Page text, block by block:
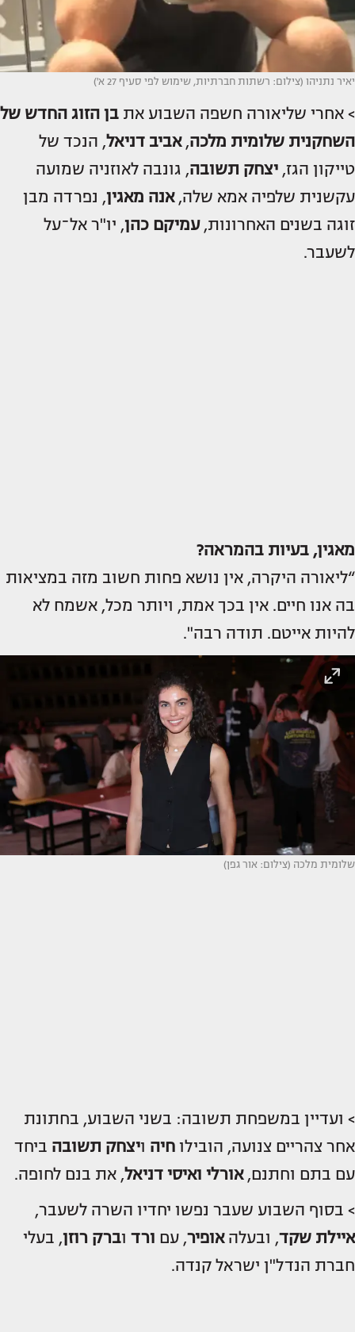
יאיר נתניהו (צילום: רשתות חברתיות, שימוש לפי סעיף 27 א')
> אחרי שליאורה חשפה השבוע את בן הזוג החדש של
השחקנית שלומית מלכה,אביב דניאל, הנכד של
טייקון הגז, יצחק תשובה, גונבה לאוזניה שמועה
עקשנית שלפיה אמא שלה,אנה מאגין, נפרדה מבן
זוגה בשנים האחרונות,עמיקם כהן, יו"ר אל־על
לשעבר.
מאגין, בעיות בהמראה?
“ליאורה היקרה, אין נושא פחות חשוב מזה במציאות
בה אנו חיים. אין בכך אמת, ויותר מכל, אשמח לא
להיות אייטם. תודה רבה".
שלומית מלכה (צילום: אור גפן)
> ועדיין במשפחת תשובה: בשני השבוע, בחתונת
אחר צהריים צנועה, הובילו חיה ויצחק תשובה ביחד
עם בתם וחתנם,אורלי ואיסי דניאל, את בנם לחופה.
> בסוף השבוע שעבר נפשו יחדיו השרה לשעבר,
איילת שקד, ובעלהאופיר, עם ורד וברק רוזן, בעלי
חברת הנדל"ן ישראל קנדה.